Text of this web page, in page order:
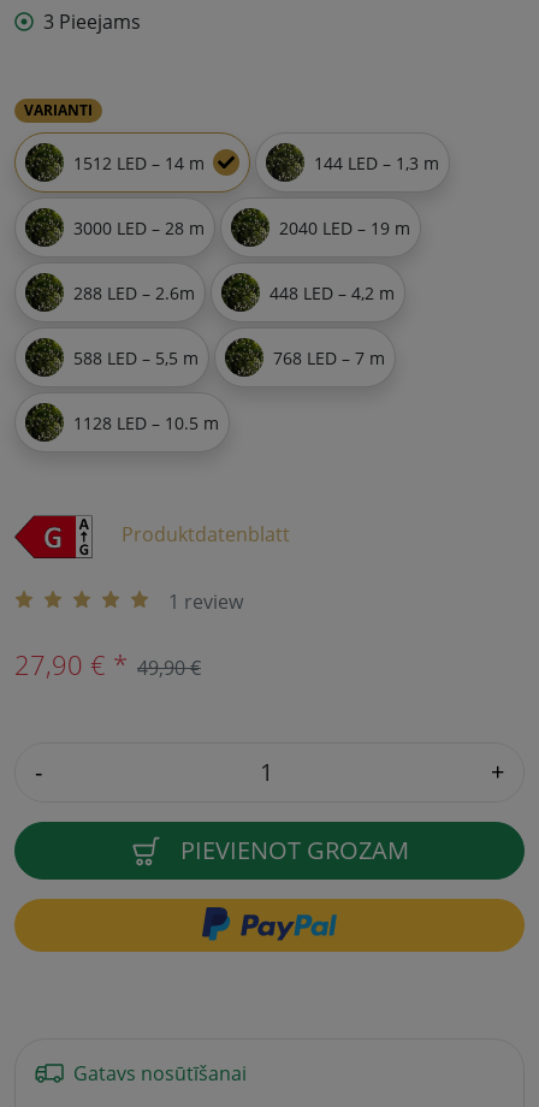
3 Pieejams
VARIANTI
1512 LED – 14 m 144 LED – 1,3 m
3000 LED – 28 m 2040 LED – 19 m
288 LED – 2.6m 448 LED – 4,2 m
588 LED – 5,5 m 768 LED – 7 m
1128 LED – 10.5 m
Produktdatenblatt
1 review
27,90 € * 49,90 €
- +
PIEVIENOT GROZAM
Gatavs nosūtīšanai